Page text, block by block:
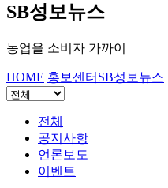
SB성보뉴스
농업을 소비자 가까이
HOME 홍보센터 SB성보뉴스
전체
공지사항
언론보도
이벤트